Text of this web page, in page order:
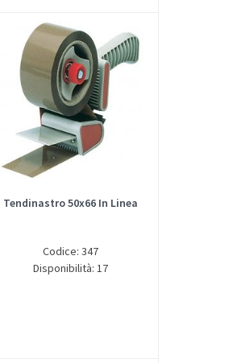
Tendinastro 50x66 In Linea
Codice: 347
Disponibilità: 17